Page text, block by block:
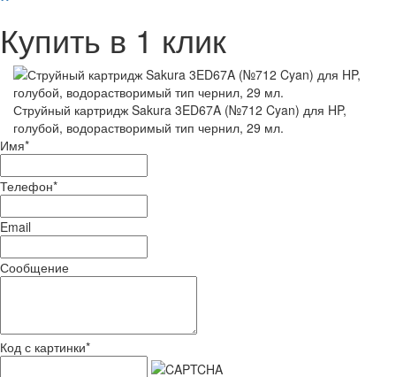
Купить в 1 клик
Струйный картридж Sakura 3ED67A (№712 Cyan) для HP,
голубой, водорастворимый тип чернил, 29 мл.
Имя*
Телефон*
Email
Сообщение
Код с картинки*